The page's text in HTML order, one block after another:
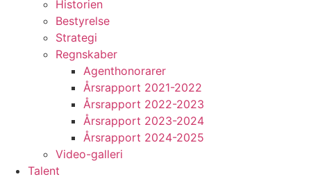
Historien
Bestyrelse
Strategi
Regnskaber
Agenthonorarer
Årsrapport 2021-2022
Årsrapport 2022-2023
Årsrapport 2023-2024
Årsrapport 2024-2025
Video-galleri
Talent